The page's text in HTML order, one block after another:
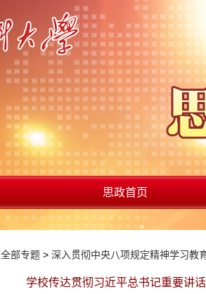
思政首页
全部专题 > 深入贯彻中央八项规定精神学习教
学校传达贯彻习近平总书记重要讲